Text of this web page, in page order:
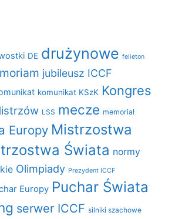
DE drużynowe felieton
jubileusz ICCF
komunikat KSzK Kongres
LSS mecze memoriał
Europy Mistrzostwa
Świata normy
Olimpiady Prezydent ICCF
Europy Puchar Świata
serwer ICCF silniki szachowe